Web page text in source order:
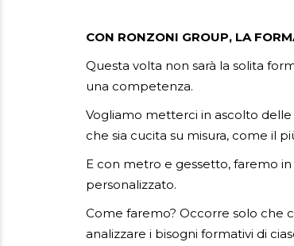
CON RONZONI GROUP, LA
Questa volta non sarà la solita
una competenza.
Vogliamo metterci in ascolto
che sia cucita su misura, come il
E con metro e gessetto, faremo
personalizzato.
Come faremo? Occorre solo che
analizzare i bisogni formativi di